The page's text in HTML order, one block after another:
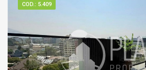
COD.: 5.409